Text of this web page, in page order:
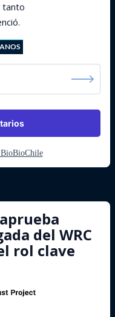
tanto
BioBioChile
del WRC
rol clave